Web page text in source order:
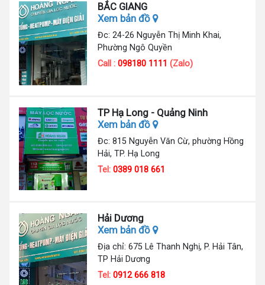
BẮC GIANG
Xem bản đồ
Đc: 24-26 Nguyễn Thị Minh Khai,
Phường Ngô Quyền
Call :098180 1111 (Zalo)
TP Hạ Long - Quảng Ninh
Xem bản đồ
Đc: 815 Nguyễn Văn Cừ, phường Hồng
Hải, TP. Hạ Long
Tel:0389 018 661
Hải Dương
Xem bản đồ
Địa chỉ: 675 Lê Thanh Nghị, P. Hải Tân,
TP Hải Dương
Tel:0912 666 818